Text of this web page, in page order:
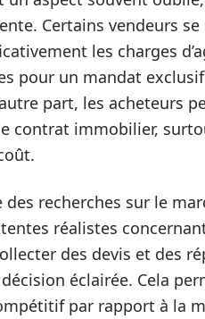
Certains vendeurs
les charges
pour un mandat
part, les acheteurs
contrat immobilier,
recherches sur le
réalistes
des devis et des
éclairée. Cela
par rapport à la